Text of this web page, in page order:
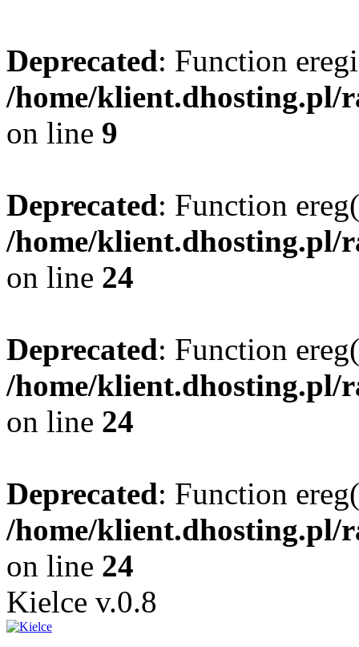
Deprecated: Function
/home/klient.dhosting.pl/
on line 9
Deprecated: Function
/home/klient.dhosting.pl/
on line 24
Deprecated: Function
/home/klient.dhosting.pl/
on line 24
Deprecated: Function
/home/klient.dhosting.pl/
on line 24
Kielce v.0.8